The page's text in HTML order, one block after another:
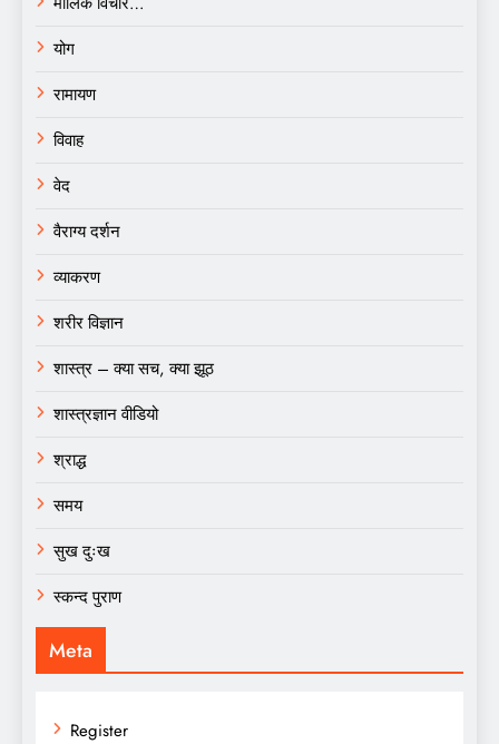
योग
रामायण
विवाह
वेद
वैराग्य दर्शन
व्याकरण
शरीर विज्ञान
शास्त्र – क्या सच, क्या झूठ
शास्त्रज्ञान वीडियो
श्राद्ध
समय
सुख दुःख
स्कन्द पुराण
Meta
Register